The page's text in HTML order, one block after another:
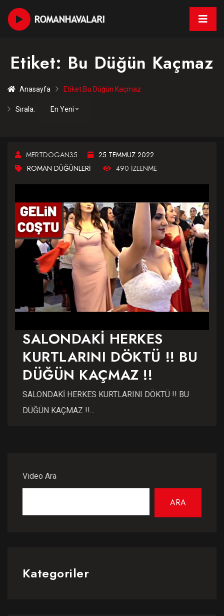
Etiket: Bu Düğün Kaçmaz
Anasayfa Etiket:Bu Düğün Kaçmaz
Sırala:
MERTDOGAN35
25 TEMMUZ 2022
ROMAN DÜĞÜNLERI
490 IZLENME
SALONDAKİ HERKES
KURTLARINI DÖKTÜ !! BU
DÜĞÜN KAÇMAZ !!
SALONDAKİ HERKES KURTLARINI DÖKTÜ !! BU
DÜĞÜN KAÇMAZ !!...
Video Ara
ARA
Kategoriler